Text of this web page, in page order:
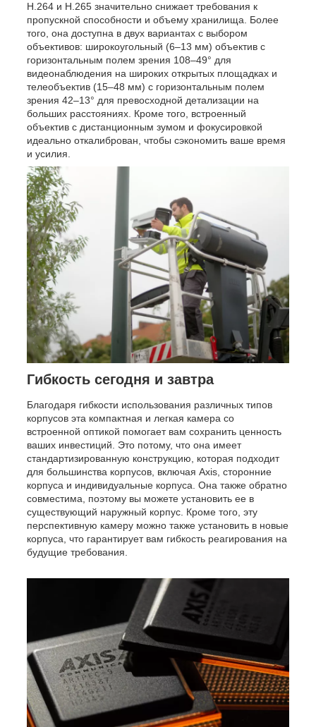
H.264 и H.265 значительно снижает требования к
пропускной способности и объему хранилища. Более
того, она доступна в двух вариантах с выбором
объективов: широкоугольный (6–13 мм) объектив с
горизонтальным полем зрения 108–49° для
видеонаблюдения на широких открытых площадках и
телеобъектив (15–48 мм) с горизонтальным полем
зрения 42–13° для превосходной детализации на
больших расстояниях. Кроме того, встроенный
объектив с дистанционным зумом и фокусировкой
идеально откалиброван, чтобы сэкономить ваше время
и усилия.
Гибкость сегодня и завтра
Благодаря гибкости использования различных типов
корпусов эта компактная и легкая камера со
встроенной оптикой помогает вам сохранить ценность
ваших инвестиций. Это потому, что она имеет
стандартизированную конструкцию, которая подходит
для большинства корпусов, включая Axis, сторонние
корпуса и индивидуальные корпуса. Она также обратно
совместима, поэтому вы можете установить ее в
существующий наружный корпус. Кроме того, эту
перспективную камеру можно также установить в новые
корпуса, что гарантирует вам гибкость реагирования на
будущие требования.